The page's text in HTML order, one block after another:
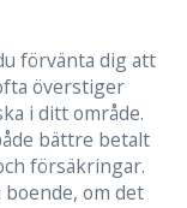
förvänta dig att
överstiger
i ditt område.
bättre betalt
försäkringar.
om det